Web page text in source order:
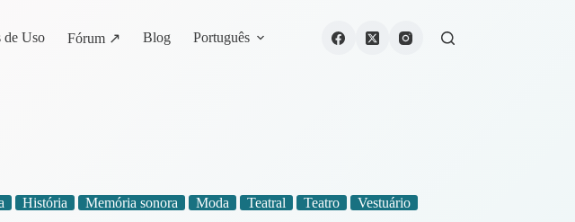
de Uso Fórum ↗ Blog Português
História Memória sonora Moda Teatral Teatro Vestuário